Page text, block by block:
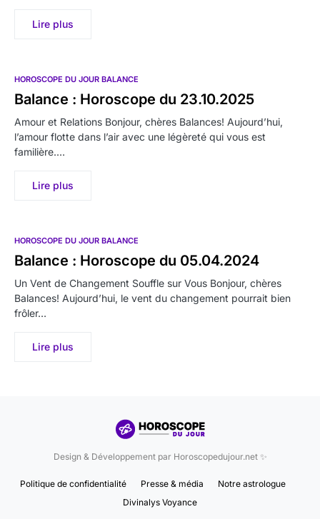
Lire plus
HOROSCOPE DU JOUR BALANCE
Balance : Horoscope du 23.10.2025
Amour et Relations Bonjour, chères Balances! Aujourd’hui,
l’amour flotte dans l’air avec une légèreté qui vous est
familière.…
Lire plus
HOROSCOPE DU JOUR BALANCE
Balance : Horoscope du 05.04.2024
Un Vent de Changement Souffle sur Vous Bonjour, chères
Balances! Aujourd’hui, le vent du changement pourrait bien
frôler…
Lire plus
Design & Développement par Horoscopedujour.net ✨
Politique de confidentialité Presse & média
Notre astrologue
Divinalys Voyance